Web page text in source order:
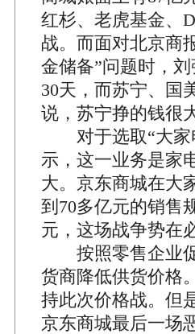
红杉、老虎基金、
战。而面对北京商
金储备”问题时，
30天，而苏宁、国
说，苏宁挣的钱很
对于选取“大家
示，这一业务是家
大。京东商城在大
到70多亿元的销售
元，这场战争势在
按照零售企业促
货商降低供货价格
持此次价格战。但
京东商城最后一场